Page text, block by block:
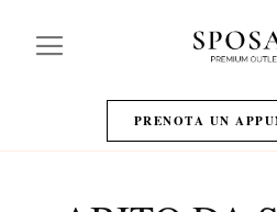
PRENOTA UN